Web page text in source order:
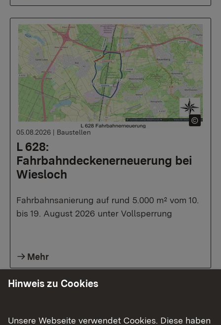
L 628:
Fahrbahndeckenerneuerung bei
Wiesloch
05.08.2026 | Baustellen
Fahrbahnsanierung auf rund 5.000 m² vom 10.
bis 19. August 2026 unter Vollsperrung
Mehr
Hinweis zu Cookies
Unsere Webseite verwendet Cookies. Diese haben